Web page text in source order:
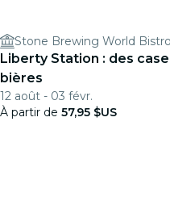
Liberty Station : des
bières
12 août - 03 févr.
À partir de 57,95 $US